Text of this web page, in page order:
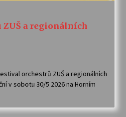
a regionálních
orchestrů ZUŠ a regionálních
v sobotu 30/5 2026 na Horním